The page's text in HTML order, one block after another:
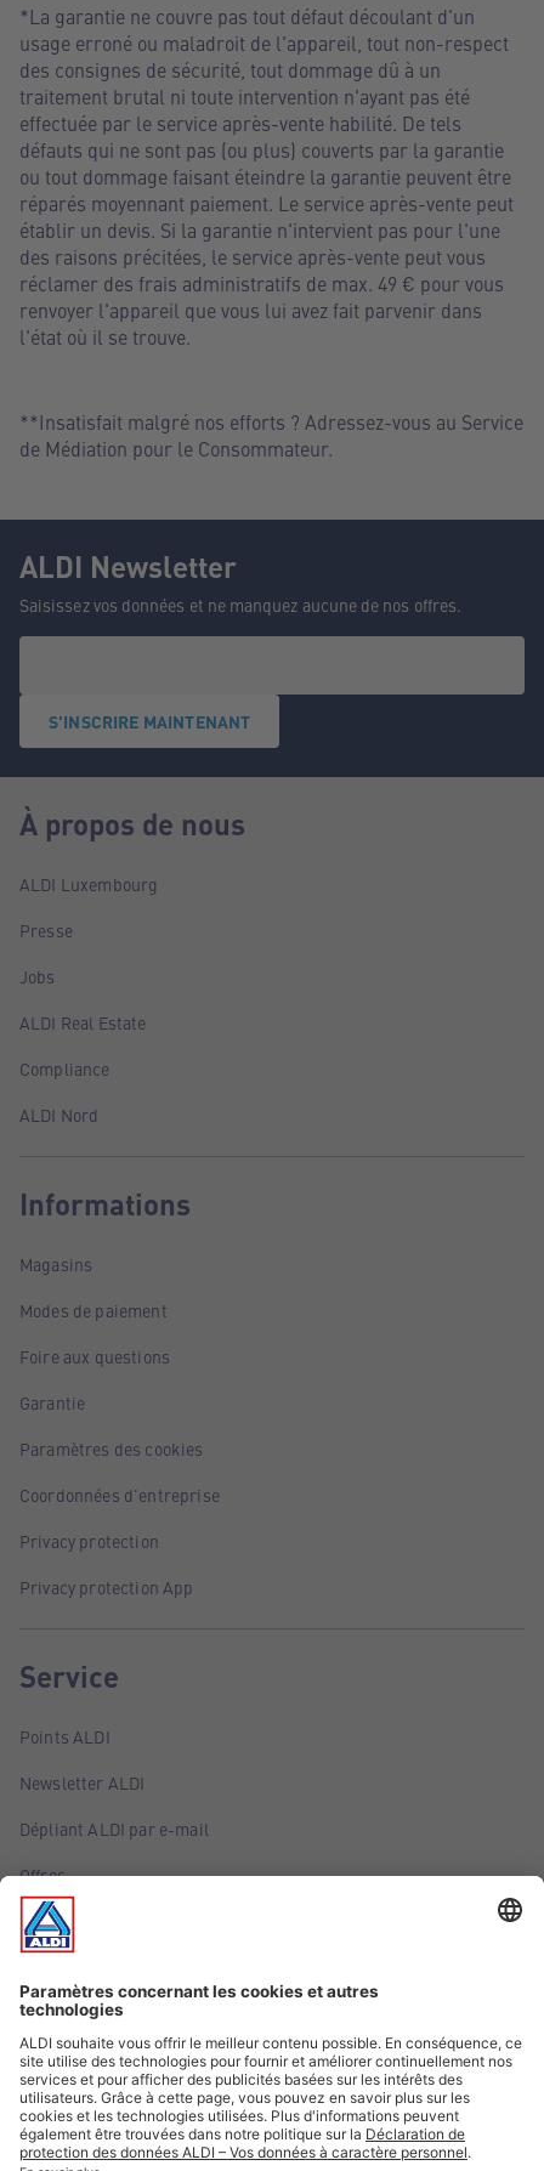
*La garantie ne couvre pas tout défaut découlant d'un
usage erroné ou maladroit de l'appareil, tout non-respect
des consignes de sécurité, tout dommage dû à un
traitement brutal ni toute intervention n'ayant pas été
effectuée par le service après-vente habilité. De tels
défauts qui ne sont pas (ou plus) couverts par la garantie
ou tout dommage faisant éteindre la garantie peuvent être
réparés moyennant paiement. Le service après-vente peut
établir un devis. Si la garantie n'intervient pas pour l'une
des raisons précitées, le service après-vente peut vous
réclamer des frais administratifs de max. 49 € pour vous
renvoyer l'appareil que vous lui avez fait parvenir dans
l'état où il se trouve.
**Insatisfait malgré nos efforts ? Adressez-vous au Service
de Médiation pour le Consommateur.
ALDI Newsletter
Saisissez vos données et ne manquez aucune de nos offres.
S'INSCRIRE MAINTENANT
À propos de nous
ALDI Luxembourg
Presse
Jobs
ALDI Real Estate
Compliance
ALDI Nord
Informations
Magasins
Modes de paiement
Foire aux questions
Garantie
Paramètres des cookies
Coordonnées d'entreprise
Privacy protection
Privacy protection App
Service
Points ALDI
Newsletter ALDI
Dépliant ALDI par e-mail
Offres
Infos essentielles
Suivez ALDI Luxembourg